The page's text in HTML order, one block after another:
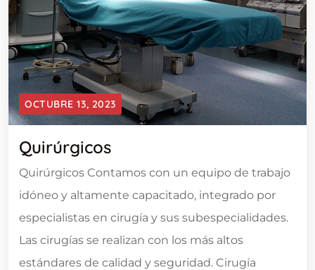
OCTUBRE 13, 2023
Quirúrgicos
Quirúrgicos Contamos con un equipo de trabajo
idóneo y altamente capacitado, integrado por
especialistas en cirugía y sus subespecialidades.
Las cirugías se realizan con los más altos
estándares de calidad y seguridad. Cirugía